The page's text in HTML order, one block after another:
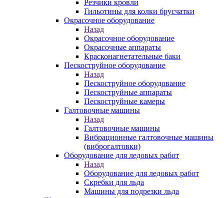
Резчики кровли
Гильотины для колки брусчатки
Окрасочное оборудование
Назад
Окрасочное оборудование
Окрасочные аппараты
Красконагнетательные баки
Пескоструйное оборудование
Назад
Пескоструйное оборудование
Пескоструйные аппараты
Пескоструйные камеры
Галтовочные машины
Назад
Галтовочные машины
Вибрационные галтовочные машины
(виброгалтовки)
Оборудование для ледовых работ
Назад
Оборудование для ледовых работ
Скребки для льда
Машины для подрезки льда